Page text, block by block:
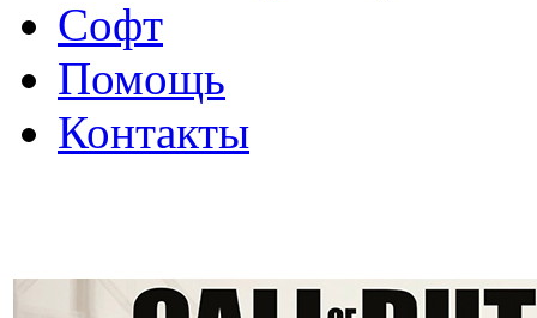
Софт
Помощь
Контакты